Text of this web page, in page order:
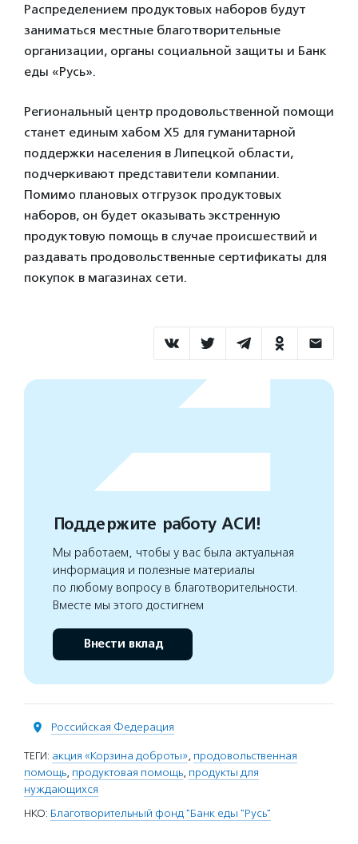
Распределением продуктовых наборов будут
заниматься местные благотворительные
организации, органы социальной защиты и Банк
еды «Русь».
Региональный центр продовольственной помощи
станет единым хабом X5 для гуманитарной
поддержки населения в Липецкой области,
подчеркивают представители компании.
Помимо плановых отгрузок продуктовых
наборов, он будет оказывать экстренную
продуктовую помощь в случае происшествий и
раздавать продовольственные сертификаты для
покупок в магазинах сети.
Поддержите работу АСИ!
Мы работаем, чтобы у вас была актуальная
информация и полезные материалы
по любому вопросу в благотворительности.
Вместе мы этого достигнем
Внести вклад
Российская Федерация
ТЕГИ: акция «Корзина доброты», продовольственная
помощь, продуктовая помощь, продукты для
нуждающихся
НКО: Благотворительный фонд "Банк еды "Русь"